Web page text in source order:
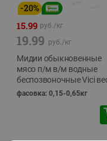
-20%
15.99 руб./кг
19.99 руб./кг
Мидии обыкновенные
мясо п/м в/м водные
беспозвоночные Vici
фасовка: 0,15-0,65кг